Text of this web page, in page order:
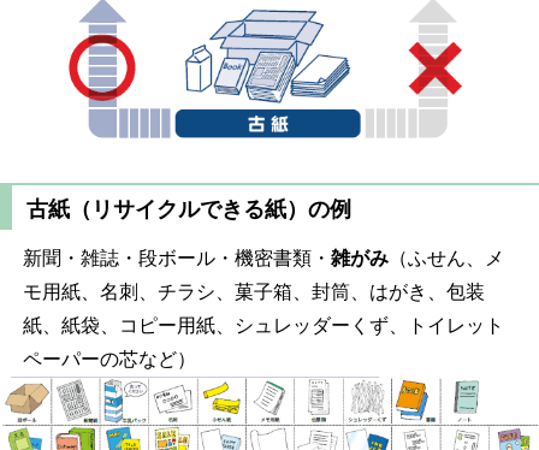
古紙（リサイクルできる紙）の例
新聞・雑誌・段ボール・機密書類・雑がみ （ふせん、メ
モ用紙、名刺、チラシ、菓子箱、封筒、はがき、包装
紙、紙袋、コピー用紙、シュレッダーくず、トイレット
ペーパーの芯など）